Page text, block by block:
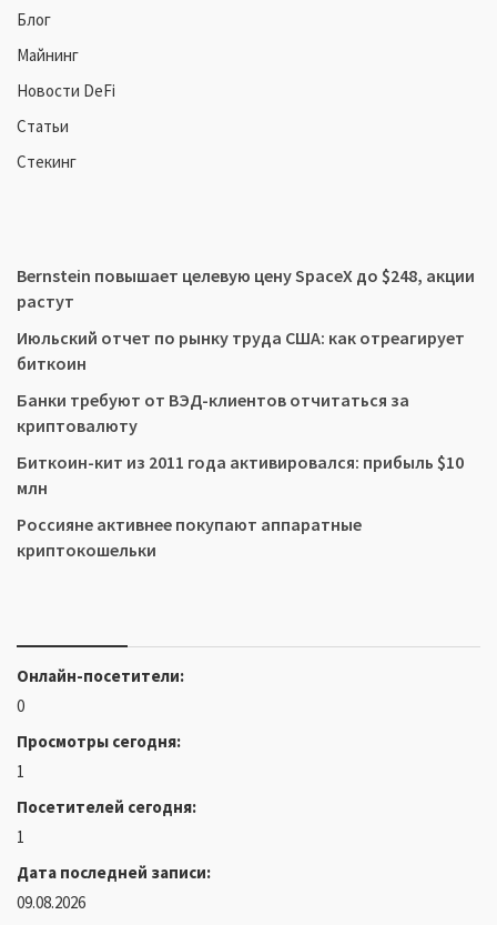
Блог
Майнинг
Новости DeFi
Статьи
Стекинг
Bernstein повышает целевую цену SpaceX до $248, акции
растут
Июльский отчет по рынку труда США: как отреагирует
биткоин
Банки требуют от ВЭД-клиентов отчитаться за
криптовалюту
Биткоин-кит из 2011 года активировался: прибыль $10
млн
Россияне активнее покупают аппаратные
криптокошельки
Онлайн-посетители:
0
Просмотры сегодня:
1
Посетителей сегодня:
1
Дата последней записи:
09.08.2026